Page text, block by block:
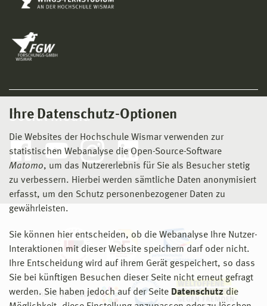
Ihre Datenschutz-Optionen
Die Websites der Hochschule Wismar verwenden zur
statistischen Webanalyse die Open-Source-Software
Matomo, um das Nutzererlebnis für Sie als Besucher stetig
zu verbessern. Hierbei werden sämtliche Daten anonymisiert
erfasst, um den Schutz personenbezogener Daten zu
gewährleisten.
Sie können hier entscheiden, ob die Webanalyse Ihre Nutzer-
Interaktionen mit dieser Website speichern darf oder nicht.
Ihre Entscheidung wird auf ihrem Gerät gespeichert, so dass
Sie bei künftigen Besuchen dieser Seite nicht erneut gefragt
werden. Sie haben jedoch auf der Seite Datenschutz die
Social Media